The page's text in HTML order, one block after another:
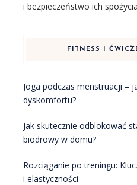
i bezpieczeństwo ich spożycia
FITNESS I
Joga podczas menstruacji –
dyskomfortu?
Jak skutecznie odblokować
biodrowy w domu?
Rozciąganie po treningu:
i elastyczności